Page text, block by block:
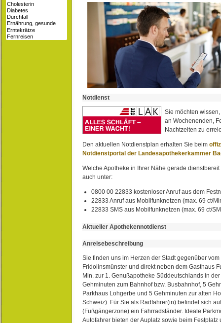
Notdienst
Sie möchten
an Wochenenden,
Nachtzeiten zu
Den aktuellen Notdienstplan erhalten Sie beim
Notdienstportal der Landesapothekerkammer
Welche Apotheke in Ihrer Nähe gerade
auch unter:
0800 00 22833 kostenloser Anruf aus dem
22833 Anruf aus Mobilfunknetzen (max. 69 ct/
22833 SMS aus Mobilfunknetzen (max. 69 ct/
Aktueller Apothekennotdienst
Anreisebeschreibung
Sie finden uns im Herzen der Stadt gegenüber
Fridolinsmünster und direkt neben dem Gasthaus
Min. zur 1. Genußapotheke Süddeutschlands in
Gehminuten zum Bahnhof bzw. Busbahnhof, 5
Parkhaus Lohgerbe und 5 Gehminuten zur alten
Schweiz). Für Sie als Radfahrer(in) befindet sich
(Fußgängerzone) ein Fahrradständer. Ideale
Autofahrer bieten der Auplatz sowie beim Festplatz